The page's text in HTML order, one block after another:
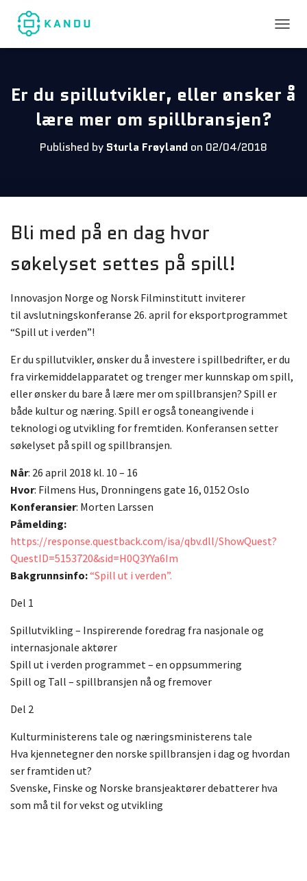
Er du spillutvikler, eller ønsker å
lære mer om spillbransjen?
Published by Sturla Frøyland on 02/04/2018
Bli med på en dag hvor
søkelyset settes på spill!
Innovasjon Norge og Norsk Filminstitutt inviterer
til avslutningskonferanse 26. april for eksportprogrammet
“Spill ut i verden”!
Er du spillutvikler, ønsker du å investere i spillbedrifter, er du
fra virkemiddelapparatet og trenger mer kunnskap om spill,
eller ønsker du bare å lære mer om spillbransjen? Spill er
både kultur og næring. Spill er også toneangivende i
teknologi og utvikling for fremtiden. Konferansen setter
søkelyset på spill og spillbransjen.
Når: 26 april 2018 kl. 10 – 16
Hvor: Filmens Hus, Dronningens gate 16, 0152 Oslo
Konferansier: Morten Larssen
Påmelding:
https://response.questback.com/isa/qbv.dll/ShowQuest?
QuestID=5153720&sid=H0Q3YYa6Im
Bakgrunnsinfo:“Spill ut i verden”.
Del 1
Spillutvikling – Inspirerende foredrag fra nasjonale og
internasjonale aktører
Spill ut i verden programmet – en oppsummering
Spill og Tall – spillbransjen nå og fremover
Del 2
Kulturministerens tale og næringsministerens tale
Hva kjennetegner den norske spillbransjen i dag og hvordan
ser framtiden ut?
Svenske, Finske og Norske bransjeaktører debatterer hva
som må til for vekst og utvikling